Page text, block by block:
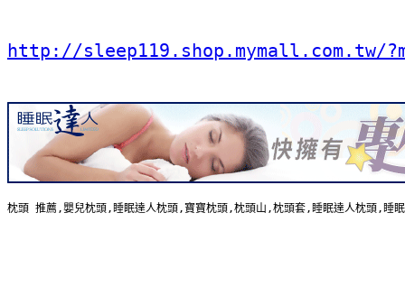
http://sleep119.shop.mymall.com.tw/
枕頭 推薦,嬰兒枕頭,睡眠達人枕頭,寶寶枕頭,枕頭山,枕頭套,睡眠達人枕頭,